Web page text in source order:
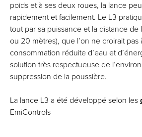
poids et à ses deux roues, la lance
rapidement et facilement. Le L3
tout par sa puissance et la distance de
ou 20 mètres), que l’on ne croirait
consommation réduite d’eau et
solution très respectueuse de
suppression de la poussière.
La lance L3 a été développé selon les
EmiControls